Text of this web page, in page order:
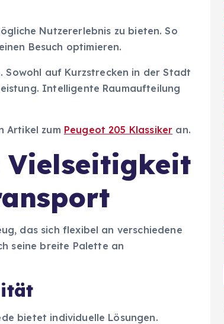
Nutzererlebnis zu bieten. So
Besuch optimieren.
Sowohl auf Kurzstrecken in der Stadt
Intelligente Raumaufteilung
Artikel zum Peugeot 205 Klassiker an.
Vielseitigkeit
das sich flexibel an verschiedene
seine breite Palette an
bietet individuelle Lösungen.